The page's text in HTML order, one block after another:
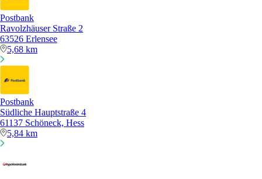
Postbank
Ravolzhäuser Straße 2
63526 Erlensee
5,68 km
Postbank
Südliche Hauptstraße 4
61137 Schöneck, Hess
5,84 km